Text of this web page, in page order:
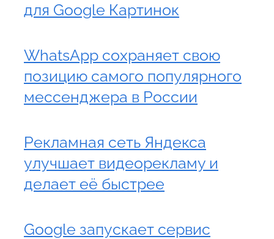
для Google Картинок
WhatsApp сохраняет свою
позицию самого популярного
мессенджера в России
Рекламная сеть Яндекса
улучшает видеорекламу и
делает её быстрее
Google запускает сервис